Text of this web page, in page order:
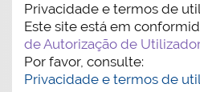
Privacidade e termos de
Este site está em
de Autorização de
Por favor, consulte:
Privacidade e termos de